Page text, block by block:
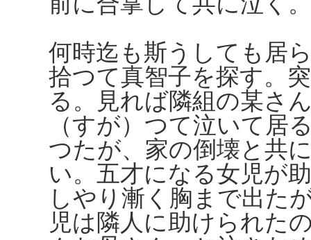
何時迄も斯うしても居
拾つて真智子を探す。
る。見れば隣組の某さ
（すが）つて泣いて居
つたが、家の倒壊と共
い。五才になる女児が
しやり漸く胸まで出た
児は隣人に助けられた